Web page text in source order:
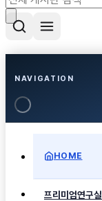
NAVIGATION
HOME
프리미엄연구실